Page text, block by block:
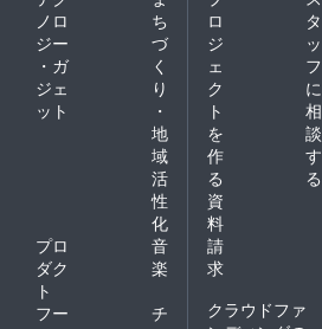
ノロ
ジー
・ガ
ジェ
ット
ち
づ
く
り
・
地
域
活
性
化
プロ
ダク
ト
音
楽
フー
チ
ロ
ジ
ェ
ク
ト
を
作
る
タ
ッ
フ
に
相
談
す
る
資
料
請
求
クラウドファ